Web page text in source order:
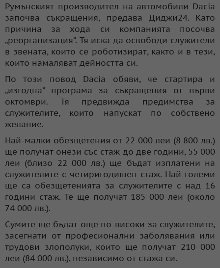
Румънският производител на автомобили Dacia
започва съкращения, предава Диджи24. Като
причина за хода си компанията посочва
„реорганизация”. Тя иска да освободи служители
в звената, които се роботизират, както и в тези,
които намаляват дейността си.
По този повод Dacia обяви, че стартира и
„изгодна” програма за съкращения от първи
октомври. Тя предвижда предимства за
служителите, които напускат по собствено
желание.
Най-малки обезщетения от 22 000 леи (8 800 лв.)
ще получат онези със стаж до две години, 55 000
леи (близо 22 000 лв.) ще бъдат изплатени на
служителите с четиригодишен стаж. Най-големи
ще са обезщетенията за служителите с над 16
години стаж. Те ще получат 185 000 леи (около
74 000 лв.).
Сумите ще бъдат още по-високи за служителите,
засегнати от професионални заболявания или
трудови злополуки, които ще получат 210 000
леи (84 000 лв.), независимо от стажа си.